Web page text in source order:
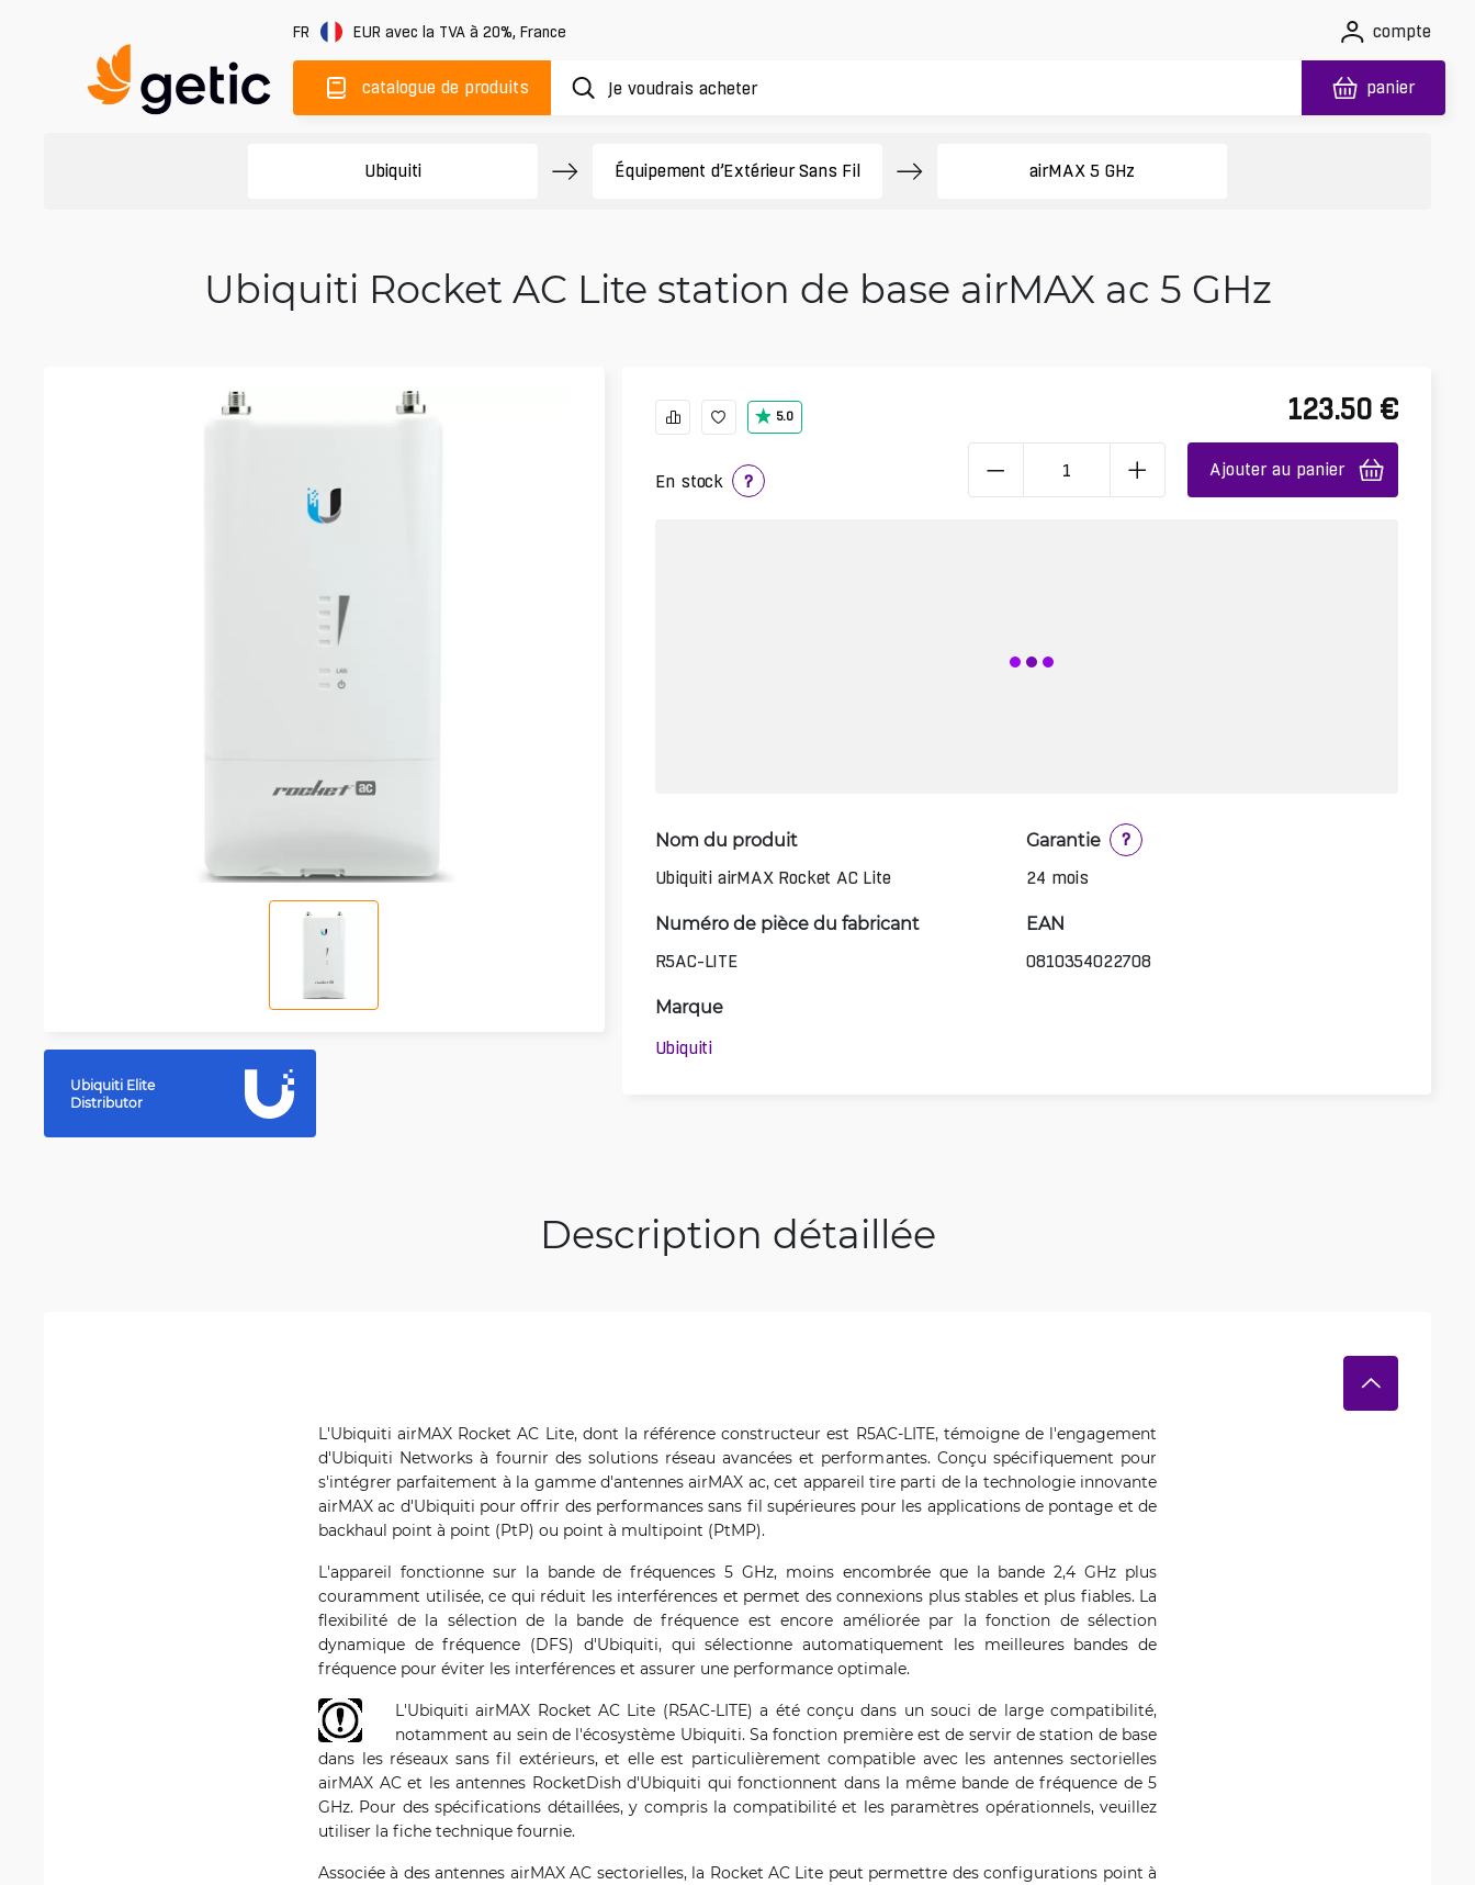
FR EUR avec la TVA à 20%, France compte
catalogue de produits panier
Ubiquiti Équipement d’Extérieur Sans Fil airMAX 5 GHz
Ubiquiti Rocket AC Lite station de base airMAX ac 5 GHz
Ubiquiti Elite
Distributor
5.0
En stock ?
123.50 €
Ajouter au panier
Nom du produit
Ubiquiti airMAX Rocket AC Lite
Garantie
?
24 mois
Numéro de pièce du fabricant
R5AC-LITE
EAN
0810354022708
Marque
Ubiquiti
Description détaillée
L'Ubiquiti airMAX Rocket AC Lite, dont la référence constructeur est R5AC-LITE, témoigne de l'engagement
d'Ubiquiti Networks à fournir des solutions réseau avancées et performantes. Conçu spécifiquement pour
s'intégrer parfaitement à la gamme d'antennes airMAX ac, cet appareil tire parti de la technologie innovante
airMAX ac d'Ubiquiti pour offrir des performances sans fil supérieures pour les applications de pontage et de
backhaul point à point (PtP) ou point à multipoint (PtMP).
L'appareil fonctionne sur la bande de fréquences 5 GHz, moins encombrée que la bande 2,4 GHz plus
couramment utilisée, ce qui réduit les interférences et permet des connexions plus stables et plus fiables. La
flexibilité de la sélection de la bande de fréquence est encore améliorée par la fonction de sélection
dynamique de fréquence (DFS) d'Ubiquiti, qui sélectionne automatiquement les meilleures bandes de
fréquence pour éviter les interférences et assurer une performance optimale.
L'Ubiquiti airMAX Rocket AC Lite (R5AC-LITE) a été conçu dans un souci de large compatibilité,
notamment au sein de l'écosystème Ubiquiti. Sa fonction première est de servir de station de base
dans les réseaux sans fil extérieurs, et elle est particulièrement compatible avec les antennes sectorielles
airMAX AC et les antennes RocketDish d'Ubiquiti qui fonctionnent dans la même bande de fréquence de 5
GHz. Pour des spécifications détaillées, y compris la compatibilité et les paramètres opérationnels, veuillez
utiliser la fiche technique fournie.
Associée à des antennes airMAX AC sectorielles, la Rocket AC Lite peut permettre des configurations point à